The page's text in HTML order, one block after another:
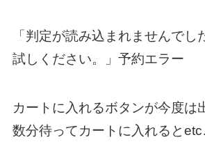
「判定が読み込まれませんでし
試しください。」予約エラー
カートに入れるボタンが今度
数分待ってカートに入れると